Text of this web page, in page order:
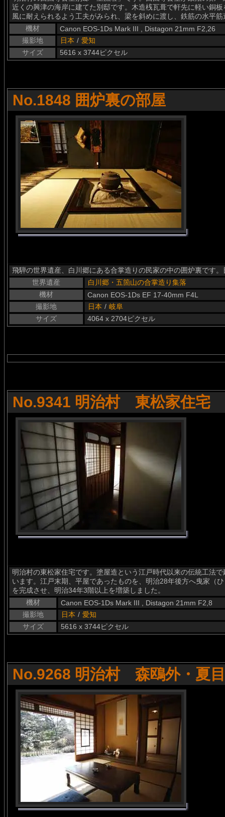
近くの興津の海岸に建てた別邸です。木造桟瓦葺で軒先に軽い銅
風に耐えられるよう工夫がみられ、梁を斜めに渡し、鉄筋の水平
機材
Canon EOS-1Ds Mark III , Distagon 21mm F2,26
撮影地
日本 / 愛知
サイズ
5616 x 3744ピクセル
No.1848 囲炉裏の部屋
飛騨の世界遺産、白川郷にある合掌造りの民家の中の囲炉裏です
世界遺産
白川郷・五箇山の合掌造り集落
機材
Canon EOS-1Ds EF 17-40mm F4L
撮影地
日本 / 岐阜
サイズ
4064 x 2704ピクセル
No.9341 明治村 東松家住宅
明治村の東松家住宅です。塗屋造という江戸時代以来の伝統工法
います。江戸末期、平屋であったものを、明治28年後方へ曳家（
を完成させ、明治34年3階以上を増築しました。
機材
Canon EOS-1Ds Mark III , Distagon 21mm F2,8
撮影地
日本 / 愛知
サイズ
5616 x 3744ピクセル
No.9268 明治村 森鴎外・夏